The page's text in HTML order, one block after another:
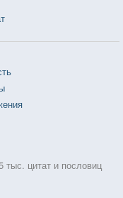
тыс. цитат и пословиц